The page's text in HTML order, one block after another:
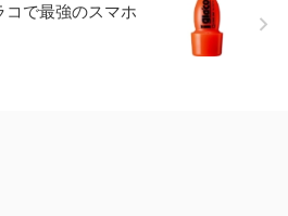
コで最強のスマホ